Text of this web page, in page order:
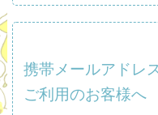
携帯メールアドレ
ご利用のお客様へ